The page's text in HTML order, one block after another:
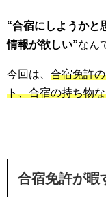
“合宿にしようかと
情報が欲しい”なん
今回は、 合宿免許
ト、合宿の持ち物
合宿免許が暇